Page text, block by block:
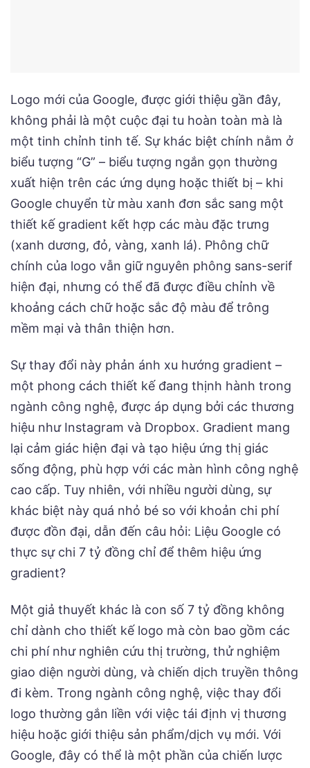
Logo mới của Google, được giới thiệu gần đây,
không phải là một cuộc đại tu hoàn toàn mà là
một tinh chỉnh tinh tế. Sự khác biệt chính nằm ở
biểu tượng “G” – biểu tượng ngắn gọn thường
xuất hiện trên các ứng dụng hoặc thiết bị – khi
Google chuyển từ màu xanh đơn sắc sang một
thiết kế gradient kết hợp các màu đặc trưng
(xanh dương, đỏ, vàng, xanh lá). Phông chữ
chính của logo vẫn giữ nguyên phông sans-serif
hiện đại, nhưng có thể đã được điều chỉnh về
khoảng cách chữ hoặc sắc độ màu để trông
mềm mại và thân thiện hơn.
Sự thay đổi này phản ánh xu hướng gradient –
một phong cách thiết kế đang thịnh hành trong
ngành công nghệ, được áp dụng bởi các thương
hiệu như Instagram và Dropbox. Gradient mang
lại cảm giác hiện đại và tạo hiệu ứng thị giác
sống động, phù hợp với các màn hình công nghệ
cao cấp. Tuy nhiên, với nhiều người dùng, sự
khác biệt này quá nhỏ bé so với khoản chi phí
được đồn đại, dẫn đến câu hỏi: Liệu Google có
thực sự chi 7 tỷ đồng chỉ để thêm hiệu ứng
gradient?
Một giả thuyết khác là con số 7 tỷ đồng không
chỉ dành cho thiết kế logo mà còn bao gồm các
chi phí như nghiên cứu thị trường, thử nghiệm
giao diện người dùng, và chiến dịch truyền thông
đi kèm. Trong ngành công nghệ, việc thay đổi
logo thường gắn liền với việc tái định vị thương
hiệu hoặc giới thiệu sản phẩm/dịch vụ mới. Với
Google, đây có thể là một phần của chiến lược